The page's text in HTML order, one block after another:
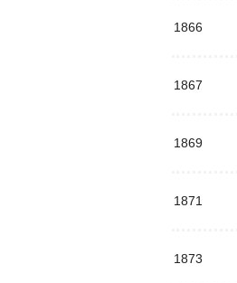
1866
1867
1869
1871
1873